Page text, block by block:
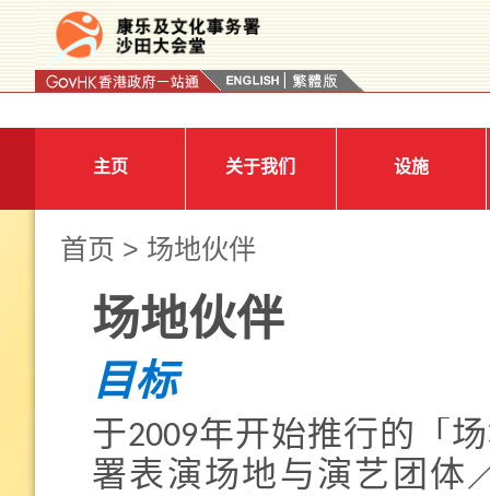
主页 关于我们 设施
首页 > 场地伙伴
场地伙伴
目标
于2009年开始推行的「
署表演场地与演艺团体